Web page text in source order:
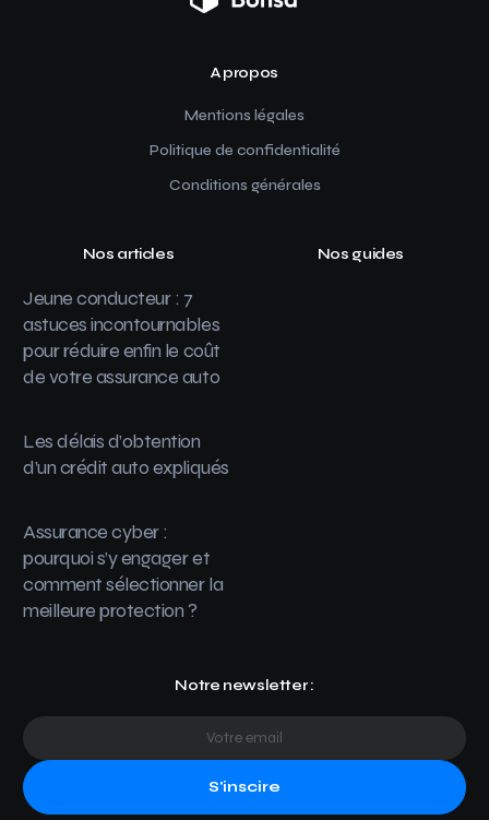
A propos
Mentions légales
Politique de confidentialité
Conditions générales
Nos articles
Jeune conducteur : 7
astuces incontournables
pour réduire enfin le coût
de votre assurance auto
Les délais d’obtention
d’un crédit auto expliqués
Assurance cyber :
pourquoi s’y engager et
comment sélectionner la
meilleure protection ?
Nos guides
Notre newsletter :
S'inscire